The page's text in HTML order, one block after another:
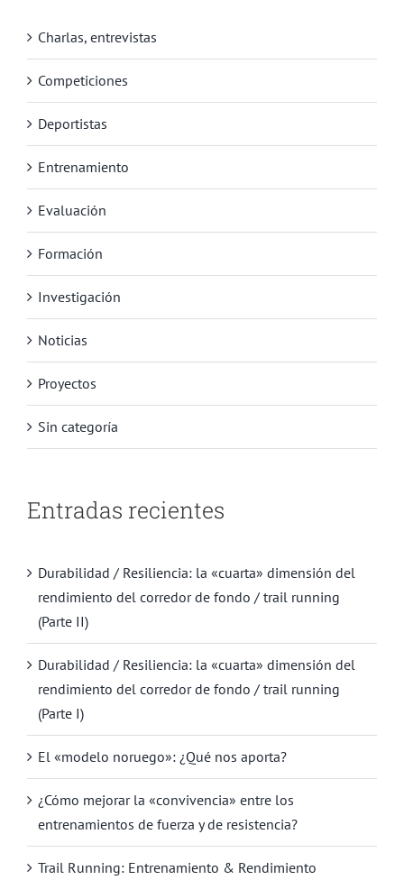
Charlas, entrevistas
Competiciones
Deportistas
Entrenamiento
Evaluación
Formación
Investigación
Noticias
Proyectos
Sin categoría
Entradas recientes
Durabilidad / Resiliencia: la «cuarta» dimensión del
rendimiento del corredor de fondo / trail running
(Parte II)
Durabilidad / Resiliencia: la «cuarta» dimensión del
rendimiento del corredor de fondo / trail running
(Parte I)
El «modelo noruego»: ¿Qué nos aporta?
¿Cómo mejorar la «convivencia» entre los
entrenamientos de fuerza y de resistencia?
Trail Running: Entrenamiento & Rendimiento